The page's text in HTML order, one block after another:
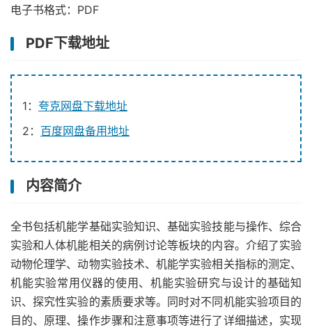
电子书格式：PDF
PDF下载地址
1： 夸克网盘下载地址
2： 百度网盘备用地址
内容简介
全书包括机能学基础实验知识、基础实验技能与操作、综合
实验和人体机能相关的病例讨论等板块的内容。介绍了实验
动物伦理学、动物实验技术、机能学实验相关指标的测定、
机能实验常用仪器的使用、机能实验研究与设计的基础知
识、探究性实验的素质要求等。同时对不同机能实验项目的
目的、原理、操作步骤和注意事项等进行了详细描述，实现